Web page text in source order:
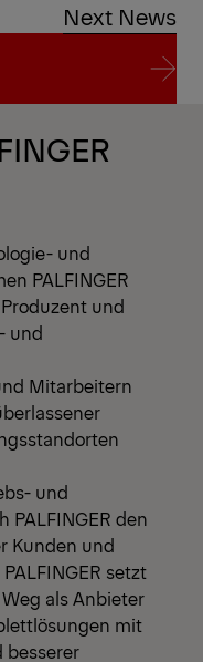
Next News
und
PALFINGER
und
und
Mitarbeitern
und
PALFINGER den
Kunden und
setzt
als Anbieter
mit
besserer